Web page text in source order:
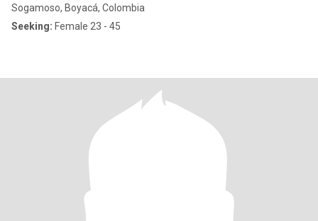
Sogamoso, Boyacá, Colombia
Seeking: Female 23 - 45